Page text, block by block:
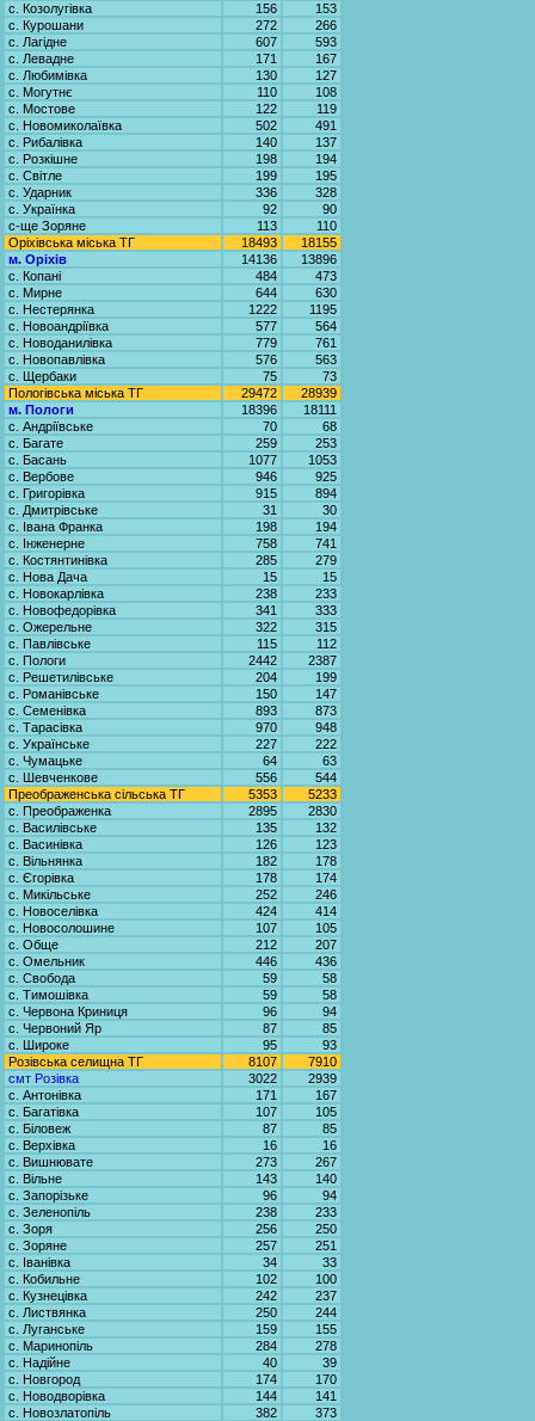
с. Козолугівка
156
153
с. Курошани
272
266
с. Лагідне
607
593
с. Левадне
171
167
с. Любимівка
130
127
с. Могутнє
110
108
с. Мостове
122
119
с. Новомиколаївка
502
491
с. Рибалівка
140
137
с. Розкішне
198
194
с. Світле
199
195
с. Ударник
336
328
с. Українка
92
90
с-ще Зоряне
113
110
Оріхівська міська ТГ
18493
18155
м. Оріхів
14136
13896
с. Копані
484
473
с. Мирне
644
630
с. Нестерянка
1222
1195
с. Новоандріївка
577
564
с. Новоданилівка
779
761
с. Новопавлівка
576
563
с. Щербаки
75
73
Пологівська міська ТГ
29472
28939
м. Пологи
18396
18111
с. Андріївське
70
68
с. Багате
259
253
с. Басань
1077
1053
с. Вербове
946
925
с. Григорівка
915
894
с. Дмитрівське
31
30
с. Івана Франка
198
194
с. Інженерне
758
741
с. Костянтинівка
285
279
с. Нова Дача
15
15
с. Новокарлівка
238
233
с. Новофедорівка
341
333
с. Ожерельне
322
315
с. Павлівське
115
112
с. Пологи
2442
2387
с. Решетилівське
204
199
с. Романівське
150
147
с. Семенівка
893
873
с. Тарасівка
970
948
с. Українське
227
222
с. Чумацьке
64
63
с. Шевченкове
556
544
Преображенська сільська ТГ
5353
5233
с. Преображенка
2895
2830
с. Василівське
135
132
с. Васинівка
126
123
с. Вільнянка
182
178
с. Єгорівка
178
174
с. Микільське
252
246
с. Новоселівка
424
414
с. Новосолошине
107
105
с. Обще
212
207
с. Омельник
446
436
с. Свобода
59
58
с. Тимошівка
59
58
с. Червона Криниця
96
94
с. Червоний Яр
87
85
с. Широке
95
93
Розівська селищна ТГ
8107
7910
смт Розівка
3022
2939
с. Антонівка
171
167
с. Багатівка
107
105
с. Біловеж
87
85
с. Верхівка
16
16
с. Вишнювате
273
267
с. Вільне
143
140
с. Запорізьке
96
94
с. Зеленопіль
238
233
с. Зоря
256
250
с. Зоряне
257
251
с. Іванівка
34
33
с. Кобильне
102
100
с. Кузнецівка
242
237
с. Листвянка
250
244
с. Луганське
159
155
с. Маринопіль
284
278
с. Надійне
40
39
с. Новгород
174
170
с. Новодворівка
144
141
с. Новозлатопіль
382
373